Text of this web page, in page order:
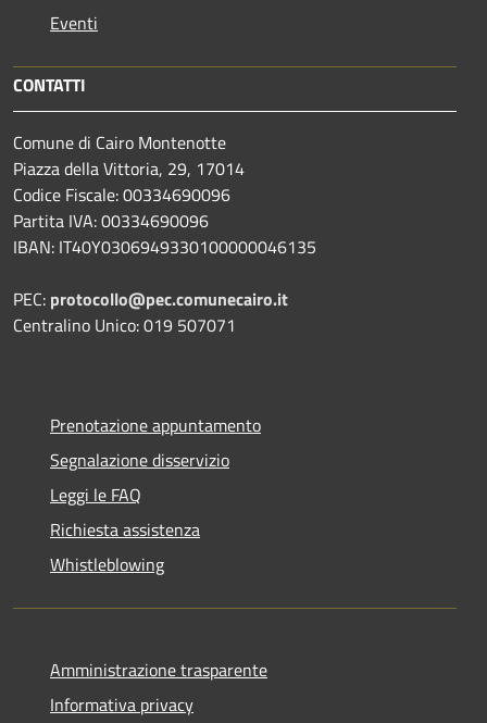
Eventi
CONTATTI
Comune di Cairo Montenotte
Piazza della Vittoria, 29, 17014
Codice Fiscale: 00334690096
Partita IVA: 00334690096
IBAN: IT40Y0306949330100000046135
PEC: protocollo@pec.comunecairo.it
Centralino Unico: 019 507071
Prenotazione appuntamento
Segnalazione disservizio
Leggi le FAQ
Richiesta assistenza
Whistleblowing
Amministrazione trasparente
Informativa privacy